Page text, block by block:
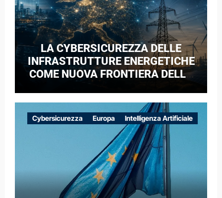
LA CYBERSICUREZZA DELLE
INFRASTRUTTURE ENERGETICHE
COME NUOVA FRONTIERA DELLA
CASO DELLE RETI ELETTRICHE
EUROPEE NEL CONTESTO DELLA
GUERRA IBRIDA
Cybersicurezza Europa Intelligenza Artificiale